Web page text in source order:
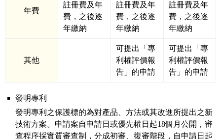
年費
註冊費及年
費，之後逐
年繳納
註冊費及年
費，之後逐
年繳納
註冊費及年
費，之後逐
年繳納
其他
可提出「專
利權評價報
告」的申請
可提出「專
利權評價報
告」的申請
發明專利
發明專利之保護標的為對產品、方法或其改進所提出之新
技術方案。申請案自申請日或優先權日起18個月公開，審
查程序採實質審查制，分成初審、復審階段，自申請日起